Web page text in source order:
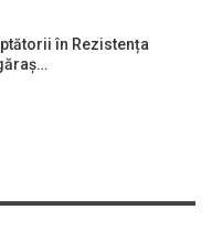
în Rezistența